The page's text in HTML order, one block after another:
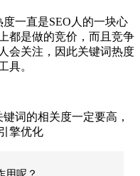
一直是SEO人的一块心
都是做的竞价，而且竞争
会关注，因此关键词热度
具。
词的相关度一定要高，
擎优化
用呢？